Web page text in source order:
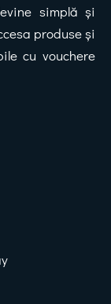
simplă și
produse și
cu vouchere